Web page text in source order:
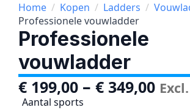
Home Kopen Ladders
Professionele vouwladder
Professionele
vouwladder
€ 199,00 – € 349,00
Aantal sports